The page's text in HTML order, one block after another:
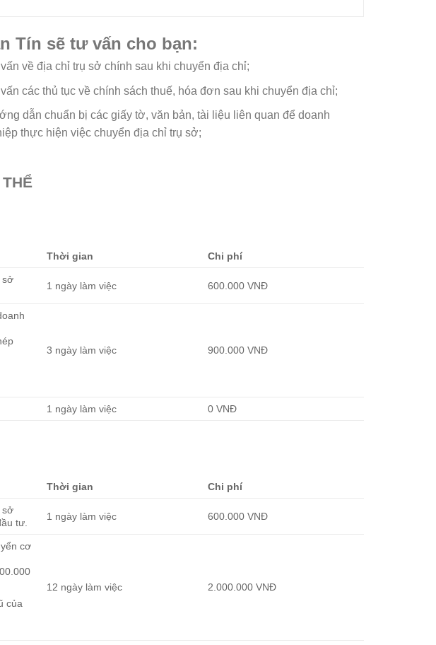
Tín sẽ tư vấn cho bạn:
về địa chỉ trụ sở chính sau khi chuyển địa chỉ;
các thủ tục về chính sách thuế, hóa đơn sau khi chuyển địa chỉ;
dẫn chuẩn bị các giấy tờ, văn bản, tài liệu liên quan để doanh
thực hiện việc chuyển địa chỉ trụ sở;
Thời gian Chi phí
sở
1 ngày làm việc 600.000 VNĐ
3 ngày làm việc 900.000 VNĐ
1 ngày làm việc 0 VNĐ
Thời gian Chi phí
sở
tư.
1 ngày làm việc 600.000 VNĐ
cơ
của
12 ngày làm việc 2.000.000 VNĐ